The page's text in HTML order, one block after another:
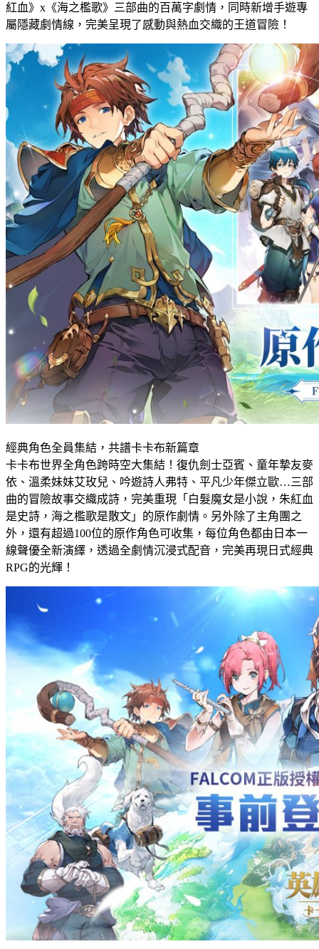
紅血》x《海之檻歌》三部曲的百萬字劇情，同時新增手遊專
屬隱藏劇情線，完美呈現了感動與熱血交織的王道冒險！
經典角色全員集結，共譜卡卡布新篇章
卡卡布世界全角色跨時空大集結！復仇劍士亞賓、童年摯友麥
依、溫柔妹妹艾玫兒、吟遊詩人弗特、平凡少年傑立歐…三部
曲的冒險故事交織成詩，完美重現「白髮魔女是小說，朱紅血
是史詩，海之檻歌是散文」的原作劇情。另外除了主角團之
外，還有超過100位的原作角色可收集，每位角色都由日本一
線聲優全新演繹，透過全劇情沉浸式配音，完美再現日式經典
RPG的光輝！